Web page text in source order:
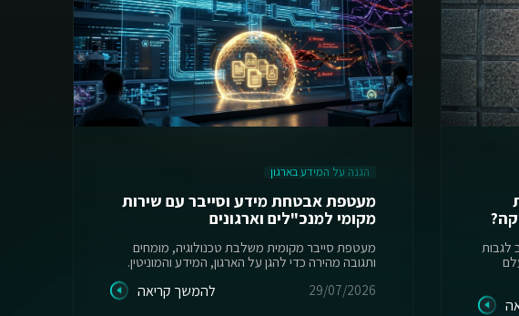
לגבות
הגנה על המידע בארגון
מעטפת אבטחת מידע וסייבר עם שירות
מקומי למנכ"לים וארגונים
מעטפת סייבר מקומית משלבת טכנולוגיה, מומחים
ותגובה מהירה כדי להגן על הארגון, המידע והמוניטין.
29/07/2026
להמשך קריאה